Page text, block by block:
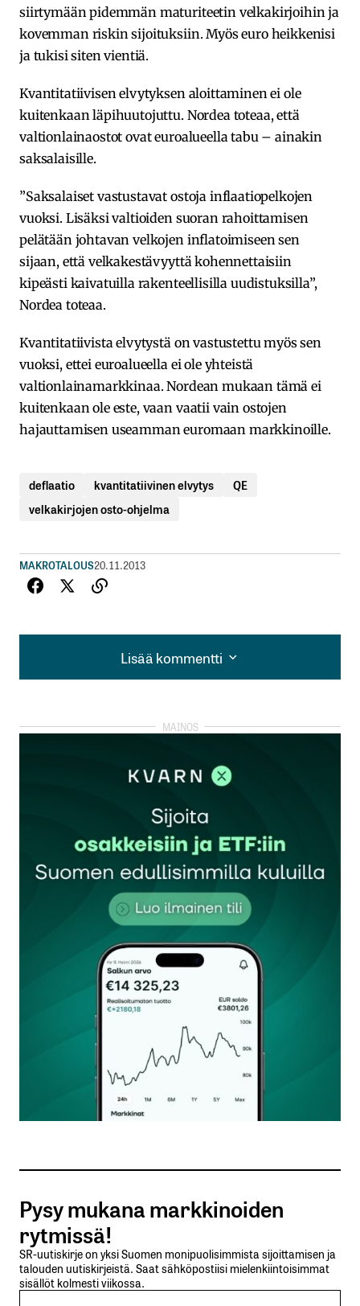
siirtymään pidemmän maturiteetin velkakirjoihin ja
kovemman riskin sijoituksiin. Myös euro heikkenisi
ja tukisi siten vientiä.
Kvantitatiivisen elvytyksen aloittaminen ei ole
kuitenkaan läpihuutojuttu. Nordea toteaa, että
valtionlainaostot ovat euroalueella tabu – ainakin
saksalaisille.
”Saksalaiset vastustavat ostoja inflaatiopelkojen
vuoksi. Lisäksi valtioiden suoran rahoittamisen
pelätään johtavan velkojen inflatoimiseen sen
sijaan, että velkakestävyyttä kohennettaisiin
kipeästi kaivatuilla rakenteellisilla uudistuksilla”,
Nordea toteaa.
Kvantitatiivista elvytystä on vastustettu myös sen
vuoksi, ettei euroalueella ei ole yhteistä
valtionlainamarkkinaa. Nordean mukaan tämä ei
kuitenkaan ole este, vaan vaatii vain ostojen
hajauttamisen useamman euromaan markkinoille.
deflaatio kvantitatiivinen elvytys
QE
velkakirjojen osto-ohjelma
MAKROTALOUS20.11.2013
Lisää kommentti
Lisää kommentti
kirjautua
rekisteröityä
Sähköpostiosoitettasi ei julkaista.Pakolliset
kentät on merkitty*
Kommentti*
Nimesi tai nimimerkkisi
Sähköpostiosoitteesi
Tilaa SalkunRakentajan uutiskirje
Lähetä kommentti
Pysy mukana markkinoiden
rytmissä!
SR-uutiskirje on yksi Suomen monipuolisimmista sijoittamisen ja
talouden uutiskirjeistä. Saat sähköpostiisi mielenkiintoisimmat
sisällöt kolmesti viikossa.